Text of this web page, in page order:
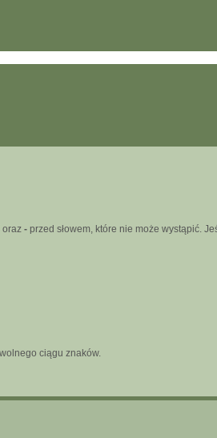
oraz - przed słowem, które nie może wystąpić.
ciągu znaków.